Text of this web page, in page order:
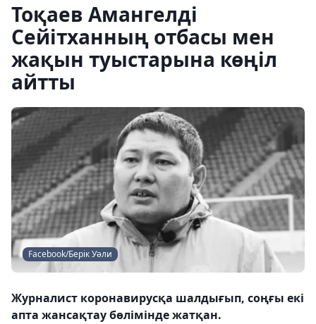
Тоқаев Амангелді
Сейітханның отбасы мен
жақын туыстарына көңіл
айтты
Facebook/Берік Уәли
Журналист коронавирусқа шалдығып, соңғы екі
апта жансақтау бөлімінде жатқан.